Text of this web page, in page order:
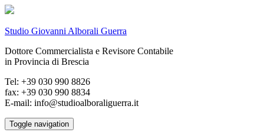
Studio Giovanni Alborali Guerra
Dottore Commercialista e Revisore Contabile
in Provincia di Brescia
Tel: +39 030 990 8826
fax: +39 030 990 8834
E-mail: info@studioalboraliguerra.it
Toggle navigation